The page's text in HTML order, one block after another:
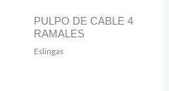
PULPO DE CABLE 4
RAMALES
Eslingas